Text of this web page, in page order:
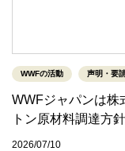
WWFの活動 声明・要
WWFジャパンは株
トン原材料調達方
2026/07/10